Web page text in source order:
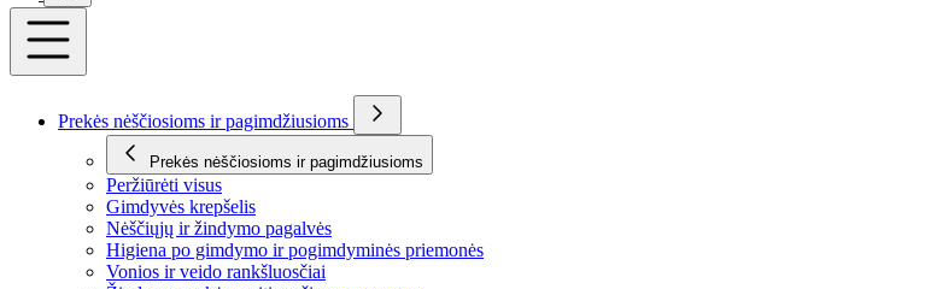
Prekės nėščiosioms ir pagimdžiusioms
Prekės nėščiosioms ir pagimdžiusioms
Peržiūrėti visus
Gimdyvės krepšelis
Nėščiųjų ir žindymo pagalvės
Higiena po gimdymo ir pogimdyminės priemonės
Vonios ir veido rankšluosčiai